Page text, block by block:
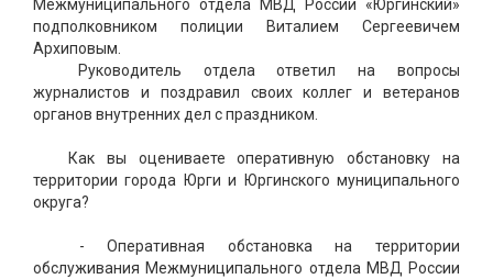
Межмуниципального отдела МВД России «Юргинский»
подполковником полиции Виталием Сергеевичем
Архиповым.
Руководитель отдела ответил на вопросы
журналистов и поздравил своих коллег и ветеранов
органов внутренних дел с праздником.
Как вы оцениваете оперативную обстановку на
территории города Юрги и Юргинского муниципального
округа?
- Оперативная обстановка на территории
обслуживания Межмуниципального отдела МВД России